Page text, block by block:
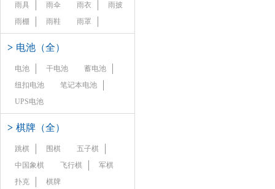
雨具 雨伞 雨衣
雨披
雨棚
雨鞋 雨罩
> 电池（全）
电池 干电池
蓄电池
纽扣电池
笔记本电池
UPS电池
> 棋牌（全）
跳棋 围棋
五子棋
中国象棋
飞行棋
军棋
扑克
棋牌